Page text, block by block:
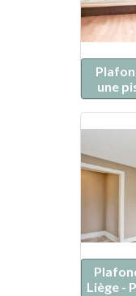
une
Liège -